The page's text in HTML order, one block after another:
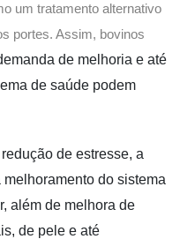
um tratamento alternativo
portes. Assim, bovinos
de melhoria e até
de saúde podem
de estresse, a
do sistema
além de melhora de
de pele e até